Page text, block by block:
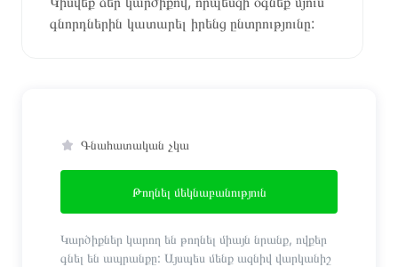
գնորդներին կատարել իրենց ընտրությունը:
Գնահատական չկա
Թողնել մեկնաբանություն
Կարծիքներ կարող են թողնել միայն նրանք, ովքեր
գնել են ապրանքը: Այսպես մենք ազնիվ վարկանիշ